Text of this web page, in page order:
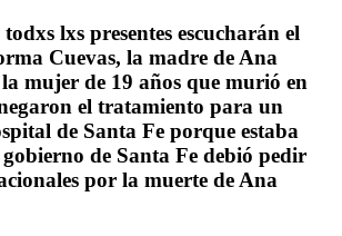
lxs presentes escucharán el
Cuevas, la madre de Ana
mujer de 19 años que murió en
el tratamiento para un
de Santa Fe porque estaba
de Santa Fe debió pedir
por la muerte de Ana